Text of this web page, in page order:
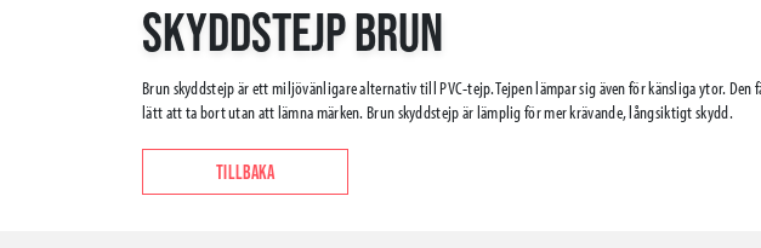
SKYDDSTEJP BRUN
Brun skyddstejp är ett miljövänligare alternativ till PVC-tejp. Tejpen lämpar sig även för känsliga ytor. Den
lätt att ta bort utan att lämna märken. Brun skyddstejp är lämplig för mer krävande, långsiktigt skydd.
TILLBAKA